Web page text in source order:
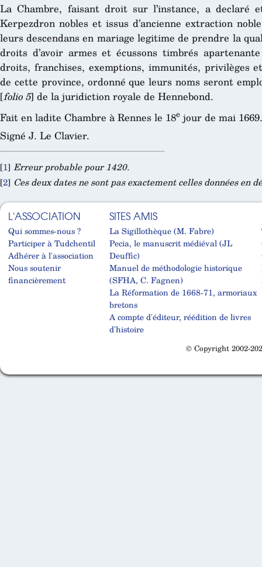
La Chambre, faisant droit sur l’instance, a declaré
Kerpezdron nobles et issus d’ancienne extraction
leurs descendans en mariage legitime de prendre la
droits d’avoir armes et écussons timbrés
droits, franchises, exemptions, immunités, privilèges
de cette province, ordonné que leurs noms seront
[folio 5] de la juridiction royale de Hennebond.
Fait en ladite Chambre à Rennes le 18e jour de mai 1669.
Signé J. Le Clavier.
[1] Erreur probable pour 1420.
[2] Ces deux dates ne sont pas exactement celles données en
L'ASSOCIATION
Qui sommes-nous ?
Participer à Tudchentil
Adhérer à l'association
Nous soutenir
financièrement
SITES AMIS
La Sigillothèque (M. Fabre)
Pecia, le manuscrit médiéval (JL
Deuffic)
Manuel de méthodologie historique
(SFHA, C. Fagnen)
La Réformation de 1668-71, armoriaux
bretons
A compte d'éditeur, réédition de livres
d'histoire
© Copyright 2002-